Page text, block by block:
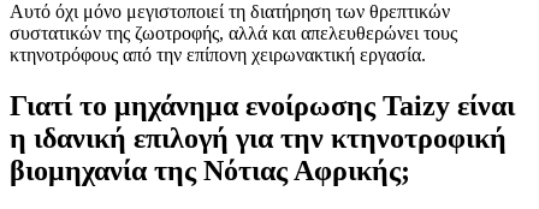
Αυτό όχι μόνο μεγιστοποιεί τη διατήρηση των θρεπτικών
συστατικών της ζωοτροφής, αλλά και απελευθερώνει τους
κτηνοτρόφους από την επίπονη χειρωνακτική εργασία.
Γιατί το μηχάνημα ενοίρωσης Taizy είναι
η ιδανική επιλογή για την κτηνοτροφική
βιομηχανία της Νότιας Αφρικής;